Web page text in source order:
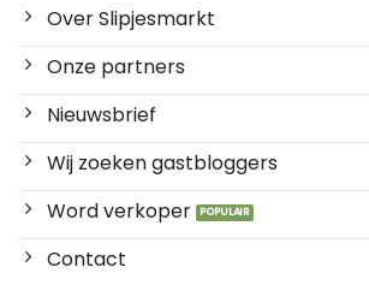
Over Slipjesmarkt
Onze partners
Nieuwsbrief
Wij zoeken gastbloggers
Word verkoper
Contact